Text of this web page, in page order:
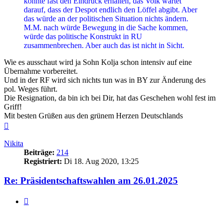
darauf, dass der Despot endlich den Löffel abgibt. Aber
das würde an der politischen Situation nichts ändern.
M.M. nach würde Bewegung in die Sache kommen,
würde das politische Konstrukt in RU
zusammenbrechen. Aber auch das ist nicht in Sicht.
Wie es ausschaut wird ja Sohn Kolja schon intensiv auf eine
Übernahme vorbereitet.
Und in der RF wird sich nichts tun was in BY zur Änderung des
pol. Weges führt.
Die Resignation, da bin ich bei Dir, hat das Geschehen wohl fest im
Griff!
Mit besten Grüßen aus den grünem Herzen Deutschlands
Nikita
Beiträge: 214
Registriert: Di 18. Aug 2020, 13:25
Re: Präsidentschaftswahlen am 26.01.2025